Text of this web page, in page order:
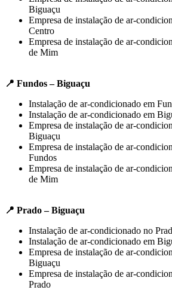
Biguaçu
Empresa de instalação de ar-
Centro
Empresa de instalação de ar-
de Mim
📍 Fundos – Biguaçu
Instalação de ar-condicionado em
Instalação de ar-condicionado em
Empresa de instalação de ar-
Biguaçu
Empresa de instalação de ar-
Fundos
Empresa de instalação de ar-
de Mim
📍 Prado – Biguaçu
Instalação de ar-condicionado no
Instalação de ar-condicionado em
Empresa de instalação de ar-
Biguaçu
Empresa de instalação de ar-
Prado